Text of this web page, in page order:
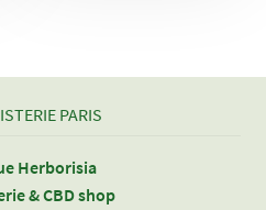
PARIS
Herborisia
& CBD shop